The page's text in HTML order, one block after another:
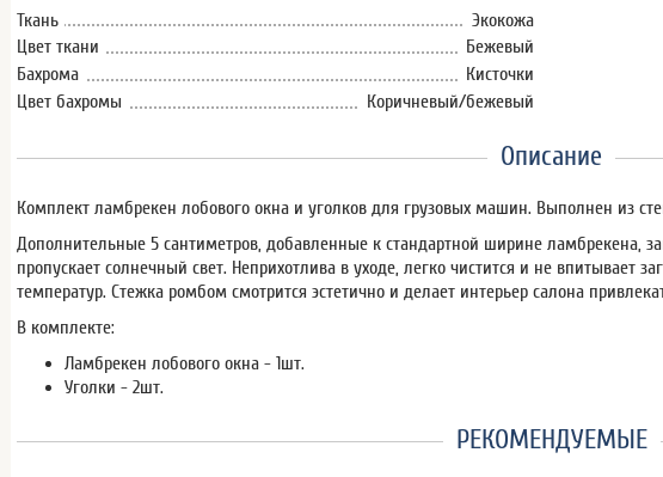
Ткань
Экокожа
Цвет ткани
Бежевый
Бахрома
Кисточки
Цвет бахромы
Коричневый/бежевый
Описание
Комплект ламбрекен лобового окна и уголков для грузовых машин. Выполнен из
Дополнительные 5 сантиметров, добавленные к стандартной ширине ламбрекена,
пропускает солнечный свет. Неприхотлива в уходе, легко чистится и не впитывает
температур. Стежка ромбом смотрится эстетично и делает интерьер салона
В комплекте:
Ламбрекен лобового окна - 1шт.
Уголки - 2шт.
РЕКОМЕНДУЕМЫЕ